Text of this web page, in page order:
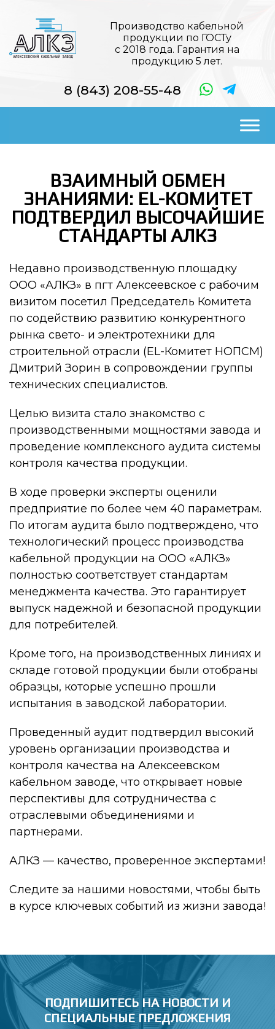
Производство кабельной
продукции по ГОСТу
с 2018 года. Гарантия на
продукцию 5 лет.
8 (843) 208-55-48
ВЗАИМНЫЙ ОБМЕН
ЗНАНИЯМИ: EL-КОМИТЕТ
ПОДТВЕРДИЛ ВЫСОЧАЙШИЕ
СТАНДАРТЫ АЛКЗ
Недавно производственную площадку
ООО «АЛКЗ» в пгт Алексеевское с рабочим
визитом посетил Председатель Комитета
по содействию развитию конкурентного
рынка свето- и электротехники для
строительной отрасли (EL-Комитет НОПСМ)
Дмитрий Зорин в сопровождении группы
технических специалистов.
Целью визита стало знакомство с
производственными мощностями завода и
проведение комплексного аудита системы
контроля качества продукции.
В ходе проверки эксперты оценили
предприятие по более чем 40 параметрам.
По итогам аудита было подтверждено, что
технологический процесс производства
кабельной продукции на ООО «АЛКЗ»
полностью соответствует стандартам
менеджмента качества. Это гарантирует
выпуск надежной и безопасной продукции
для потребителей.
Кроме того, на производственных линиях и
складе готовой продукции были отобраны
образцы, которые успешно прошли
испытания в заводской лаборатории.
Проведенный аудит подтвердил высокий
уровень организации производства и
контроля качества на Алексеевском
кабельном заводе, что открывает новые
перспективы для сотрудничества с
отраслевыми объединениями и
партнерами.
АЛКЗ — качество, проверенное экспертами!
Следите за нашими новостями, чтобы быть
в курсе ключевых событий из жизни завода!
ПОДПИШИТЕСЬ НА НОВОСТИ И
СПЕЦИАЛЬНЫЕ ПРЕДЛОЖЕНИЯ